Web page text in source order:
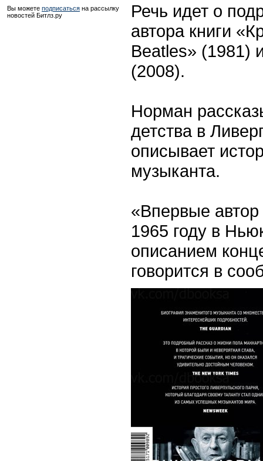
Вы можете подписаться на рассылку
новостей Битлз.ру
Речь идет о
автора книги
Beatles» (1981)
(2008).
Норман
детства в
описывает
музыканта.
«Впервые автор
1965 году в
описанием
говорится в